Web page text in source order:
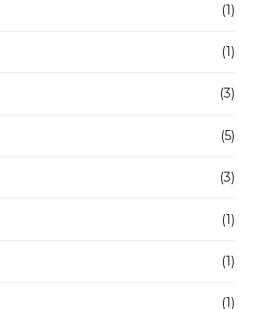
(1)
(1)
(3)
(5)
(3)
(1)
(1)
(1)